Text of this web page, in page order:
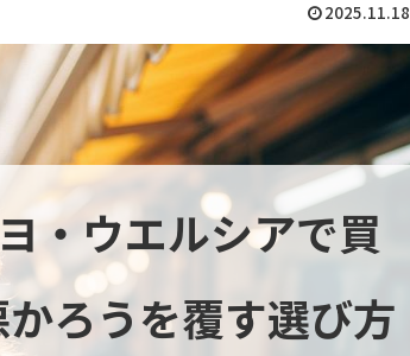
2025.11.18
・ウエルシアで買
ろうを覆す選び方